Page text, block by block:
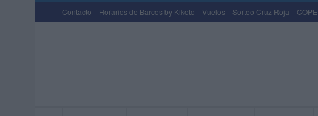
Contacto Horarios de Barcos by Kikoto Vuelos Sorteo Cruz Roja